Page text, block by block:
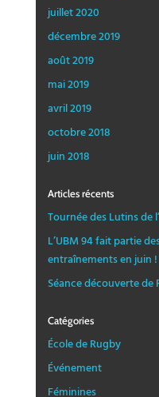
juillet 2020
décembre 2019
août 2019
mai 2019
avril 2019
octobre 2018
juin 2018
Articles récents
Tournée des Lutins de
L’UBM 94 fait partie
entraînements en juin !
Séance découverte
Catégories
École de Rugby
Événement
Féminines